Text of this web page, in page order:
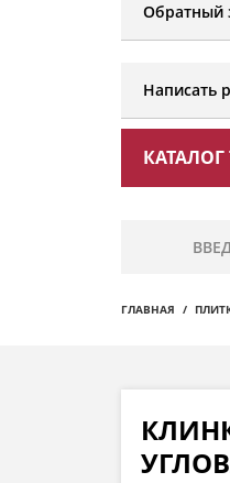
Обратный
Написать
ГЛАВНАЯ